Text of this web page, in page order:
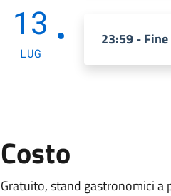
13
LUG
23:59 -
Costo
Gratuito, stand gastronomici a